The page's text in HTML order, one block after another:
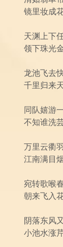
镜里妆成花□
天渊上下任
领下珠光金
龙池飞去快
千里归来天
同队嬉游一
不知谁洗芸
万里云衢羽□
江南满目烟
宛转歌喉春
朝来飞入花
阴落东风又
小池水涨芹